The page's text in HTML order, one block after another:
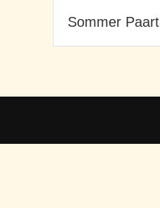
Sommer